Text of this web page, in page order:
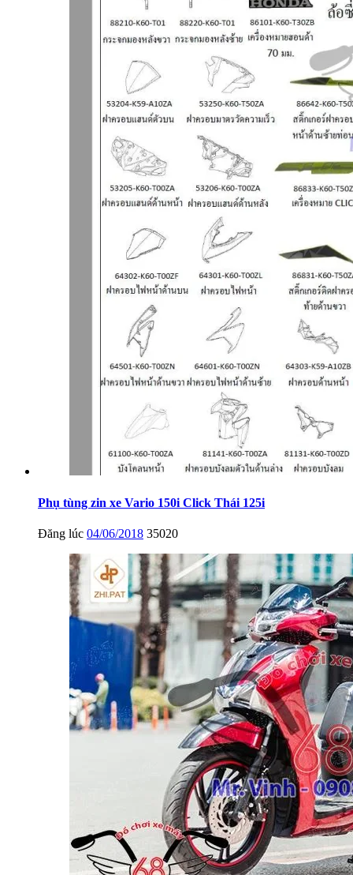
Phụ tùng zin xe Vario 150i Click Thái 125i
Đăng lúc 04/06/2018 35020